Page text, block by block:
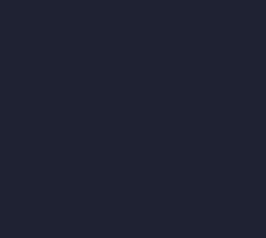
BTZ-
254К